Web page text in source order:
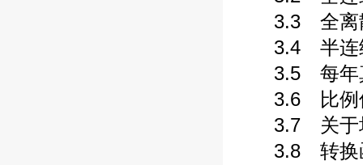
3.3 全离散
3.4 半连续
3.5 每年真
3.6 比例
3.7 关于均
3.8 转换